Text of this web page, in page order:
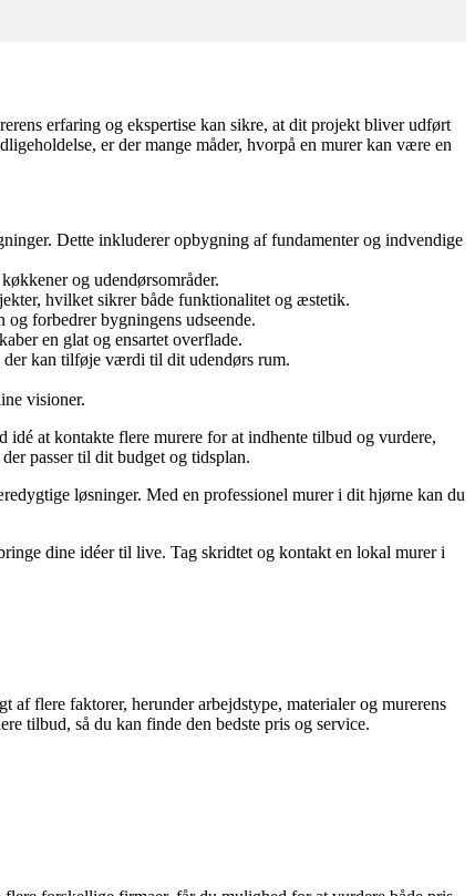
erfaring og ekspertise kan sikre, at dit projekt bliver udført
er der mange måder, hvorpå en murer kan være en
Dette inkluderer opbygning af fundamenter og indvendige
og udendørsområder.
hvilket sikrer både funktionalitet og æstetik.
forbedrer bygningens udseende.
en glat og ensartet overflade.
der kan tilføje værdi til dit udendørs rum.
visioner.
at kontakte flere murere for at indhente tilbud og vurdere,
passer til dit budget og tidsplan.
løsninger. Med en professionel murer i dit hjørne kan du
dine idéer til live. Tag skridtet og kontakt en lokal murer i
flere faktorer, herunder arbejdstype, materialer og murerens
tilbud, så du kan finde den bedste pris og service.